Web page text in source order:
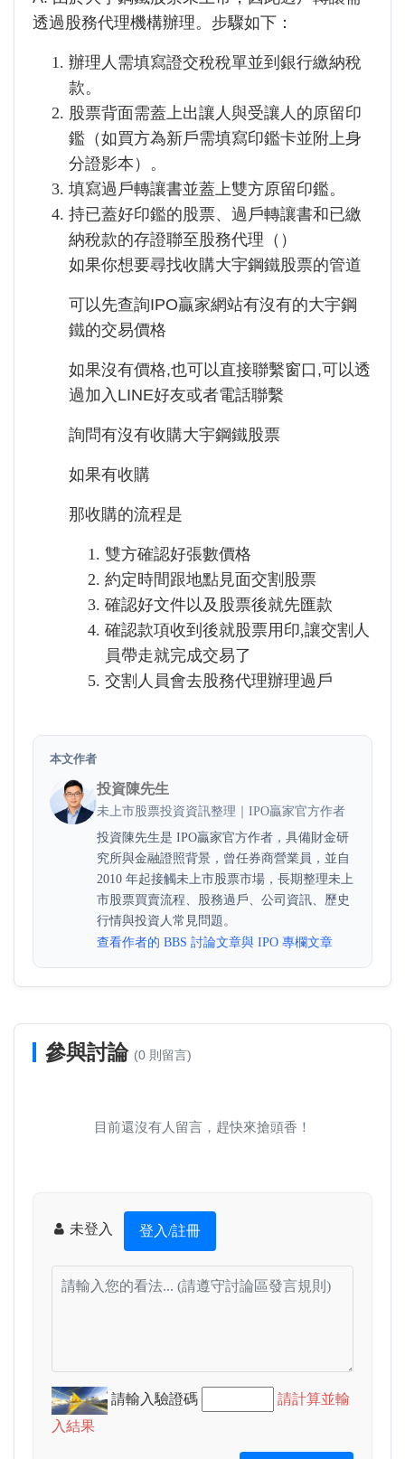
透過股務代理機構辦理。步驟如下：
辦理人需填寫證交稅稅單並到銀行繳納稅
款。
股票背面需蓋上出讓人與受讓人的原留印
鑑（如買方為新戶需填寫印鑑卡並附上身
分證影本）。
填寫過戶轉讓書並蓋上雙方原留印鑑。
持已蓋好印鑑的股票、過戶轉讓書和已繳
納稅款的存證聯至股務代理（ ）
如果你想要尋找收購大宇鋼鐵股票的管道
可以先查詢IPO贏家網站有沒有的大宇鋼
鐵的交易價格
如果沒有價格,也可以直接聯繫窗口,可以透
過加入LINE好友或者電話聯繫
詢問有沒有收購大宇鋼鐵股票
如果有收購
那收購的流程是
雙方確認好張數價格
約定時間跟地點見面交割股票
確認好文件以及股票後就先匯款
確認款項收到後就股票用印,讓交割人
員帶走就完成交易了
交割人員會去股務代理辦理過戶
本文作者
投資陳先生
未上市股票投資資訊整理｜IPO贏家官方作者
投資陳先生是 IPO贏家官方作者，具備財金研
究所與金融證照背景，曾任券商營業員，並自
2010 年起接觸未上市股票市場，長期整理未上
市股票買賣流程、股務過戶、公司資訊、歷史
行情與投資人常見問題。
查看作者的 BBS 討論文章與 IPO 專欄文章
參與討論 (0 則留言)
目前還沒有人留言，趕快來搶頭香！
未登入 登入/註冊
請輸入驗證碼
請計算並輸
入結果